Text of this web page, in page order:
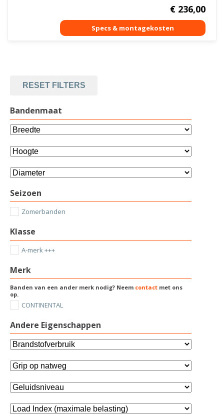
€236,00
RESET FILTERS
Bandenmaat
Seizoen
Zomerbanden
Klasse
A-merk +++
Merk
Banden van een ander merk nodig? Neem contact met ons
op.
CONTINENTAL
Andere Eigenschappen